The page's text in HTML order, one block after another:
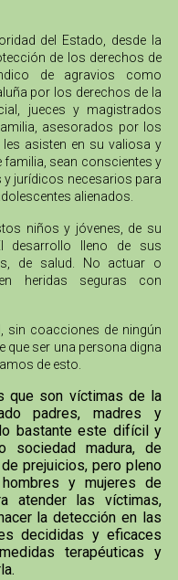
del Estado, desde la
de los derechos de
de agravios como
por los derechos de la
jueces y magistrados
asesorados por los
les asisten en su valiosa y
familia, sean conscientes y
y jurídicos necesarios para
alienados.
niños y jóvenes, de su
desarrollo lleno de sus
de salud. No actuar o
heridas seguras con
sin coacciones de ningún
que ser una persona digna
de esto.
que son víctimas de la
padres, madres y
bastante este difícil y
sociedad madura, de
prejuicios, pero pleno
y mujeres de
atender las víctimas,
la detección en las
decididas y eficaces
terapéuticas y